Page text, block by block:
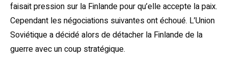
faisait pression sur la Finlande pour qu’elle accepte la paix.
Cependant les négociations suivantes ont échoué. L’Union
Soviétique a décidé alors de détacher la Finlande de la
guerre avec un coup stratégique.